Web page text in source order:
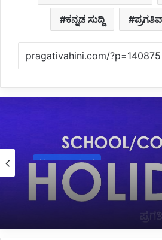
ಕನ್ನಡ ಸುದ್ದಿ
Uncategorized
July 28, 2024
*ಜುಲೈ 29 ಹಾಗೂ 30 ರಂದು
ಘೋಷಣೆ*